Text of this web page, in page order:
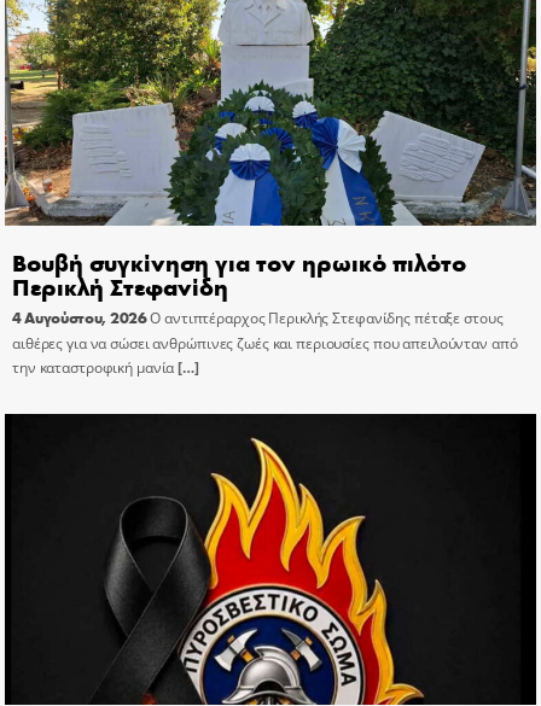
Βουβή συγκίνηση για τον ηρωικό πιλότο
Περικλή Στεφανίδη
4 Αυγούστου, 2026Ο αντιπτέραρχος Περικλής Στεφανίδης πέταξε στους
αιθέρες για να σώσει ανθρώπινες ζωές και περιουσίες που απειλούνταν από
την καταστροφική μανία[…]